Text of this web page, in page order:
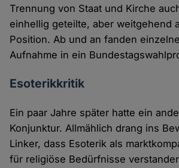
Trennung von Staat und Kirche
einhellig geteilte, aber weitgehend
Position. Ab und an fanden
Aufnahme in ein
Esoterikkritik
Ein paar Jahre später hatte ein
Konjunktur. Allmählich drang ins
Linker, dass Esoterik als
für religiöse Bedürfnisse